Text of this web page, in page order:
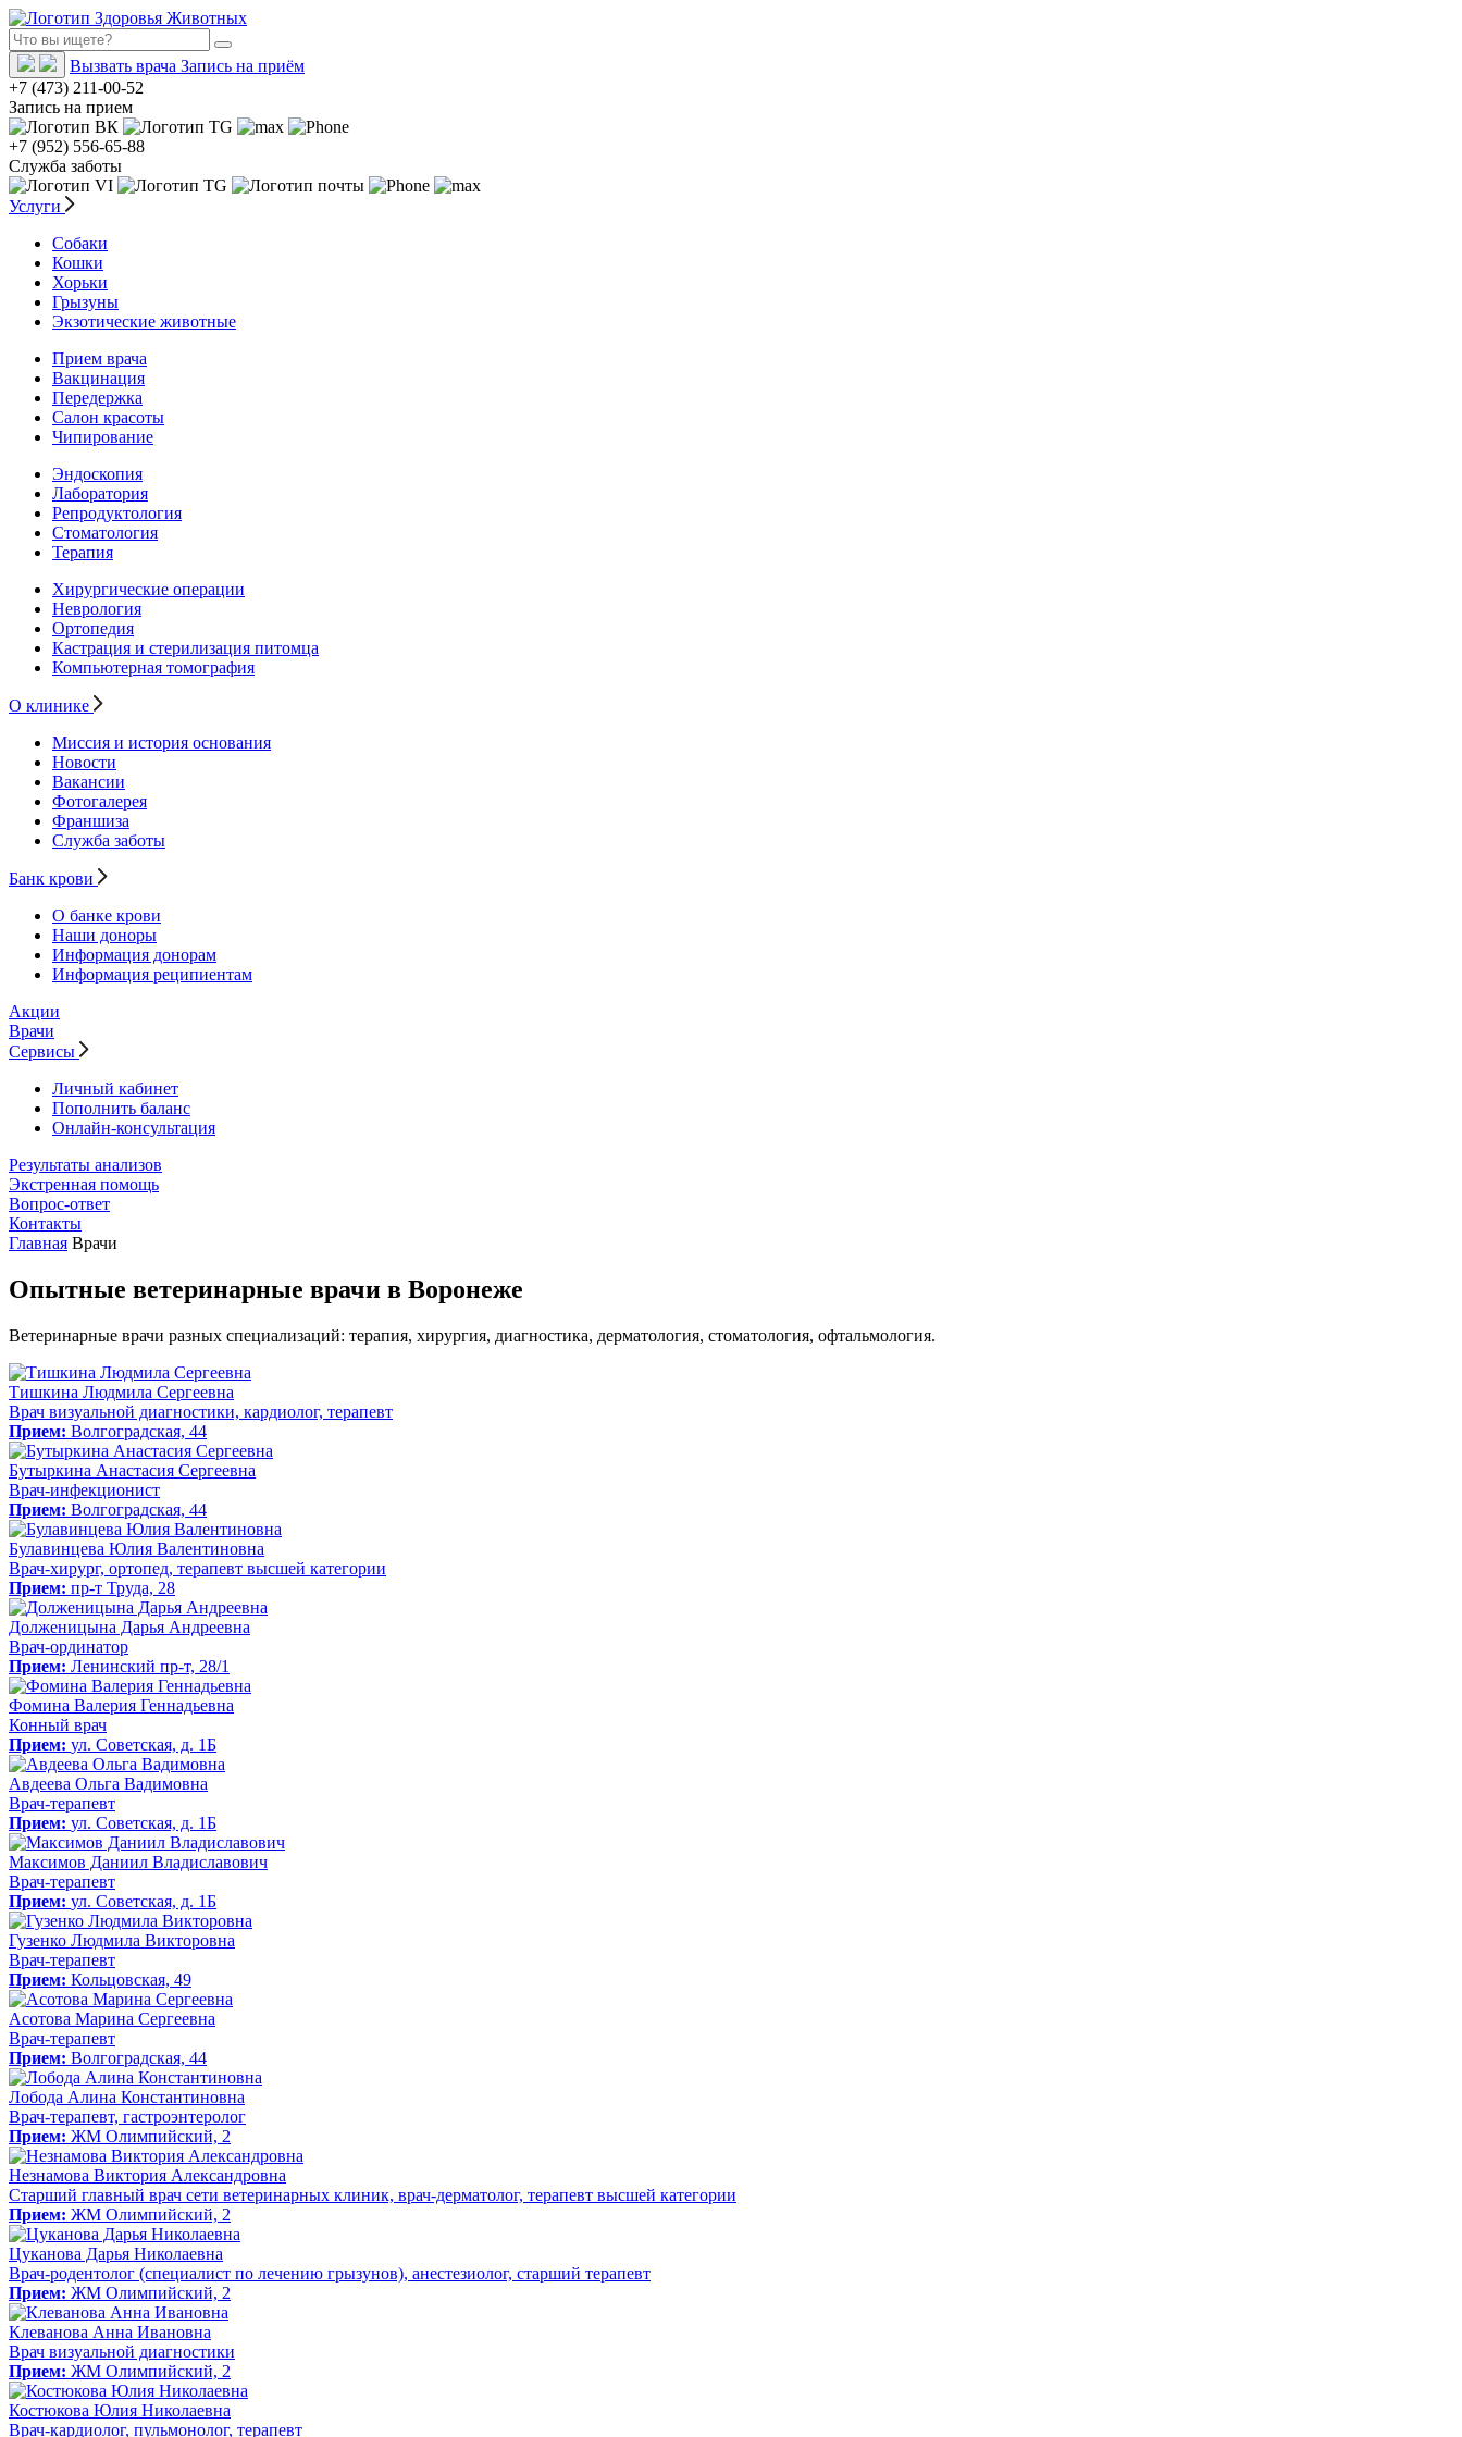
Вызвать врача Запись на приём
+7 (473) 211-00-52
Запись на прием
+7 (952) 556-65-88
Служба заботы
Услуги
Собаки
Кошки
Хорьки
Грызуны
Экзотические животные
Прием врача
Вакцинация
Передержка
Салон красоты
Чипирование
Эндоскопия
Лаборатория
Репродуктология
Стоматология
Терапия
Хирургические операции
Неврология
Ортопедия
Кастрация и стерилизация питомца
Компьютерная томография
О клинике
Миссия и история основания
Новости
Вакансии
Фотогалерея
Франшиза
Служба заботы
Банк крови
О банке крови
Наши доноры
Информация донорам
Информация реципиентам
Акции
Врачи
Сервисы
Личный кабинет
Пополнить баланс
Онлайн-консультация
Результаты анализов
Экстренная помощь
Вопрос-ответ
Контакты
Главная Врачи
Опытные ветеринарные врачи в Воронеже
Ветеринарные врачи разных специализаций: терапия, хирургия, диагностика, дерматология, стоматология, офтальмология.
Тишкина Людмила Сергеевна
Врач визуальной диагностики, кардиолог, терапевт
Прием: Волгоградская, 44
Бутыркина Анастасия Сергеевна
Врач-инфекционист
Прием: Волгоградская, 44
Булавинцева Юлия Валентиновна
Врач-хирург, ортопед, терапевт высшей категории
Прием: пр-т Труда, 28
Долженицына Дарья Андреевна
Врач-ординатор
Прием: Ленинский пр-т, 28/1
Фомина Валерия Геннадьевна
Конный врач
Прием: ул. Советская, д. 1Б
Авдеева Ольга Вадимовна
Врач-терапевт
Прием: ул. Советская, д. 1Б
Максимов Даниил Владиславович
Врач-терапевт
Прием: ул. Советская, д. 1Б
Гузенко Людмила Викторовна
Врач-терапевт
Прием: Кольцовская, 49
Асотова Марина Сергеевна
Врач-терапевт
Прием: Волгоградская, 44
Лобода Алина Константиновна
Врач-терапевт, гастроэнтеролог
Прием: ЖМ Олимпийский, 2
Незнамова Виктория Александровна
Старший главный врач сети ветеринарных клиник, врач-дерматолог, терапевт высшей категории
Прием: ЖМ Олимпийский, 2
Цуканова Дарья Николаевна
Врач-родентолог (специалист по лечению грызунов), анестезиолог, старший терапевт
Прием: ЖМ Олимпийский, 2
Клеванова Анна Ивановна
Врач визуальной диагностики
Прием: ЖМ Олимпийский, 2
Костюкова Юлия Николаевна
Врач-кардиолог, пульмонолог, терапевт